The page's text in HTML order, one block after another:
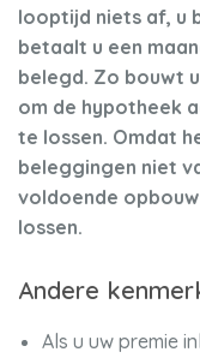
looptijd niets af, u
betaalt u een
belegd. Zo bouwt
om de hypotheek
te lossen. Omdat
beleggingen niet
voldoende
lossen.
Andere
Als u uw premie